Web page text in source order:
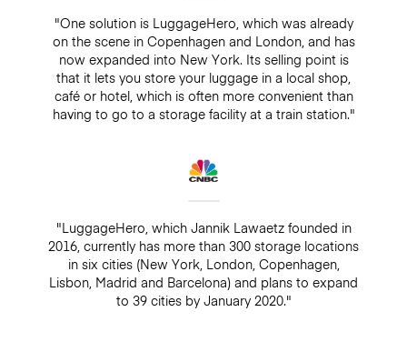
"One solution is LuggageHero, which was already
on the scene in Copenhagen and London, and has
now expanded into New York. Its selling point is
that it lets you store your luggage in a local shop,
café or hotel, which is often more convenient than
having to go to a storage facility at a train station."
"LuggageHero, which Jannik Lawaetz founded in
2016, currently has more than 300 storage locations
in six cities (New York, London, Copenhagen,
Lisbon, Madrid and Barcelona) and plans to expand
to 39 cities by January 2020."